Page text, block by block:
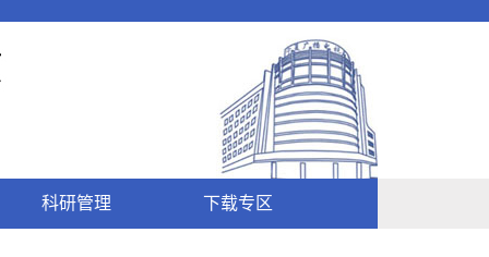
科研管理 下载专区